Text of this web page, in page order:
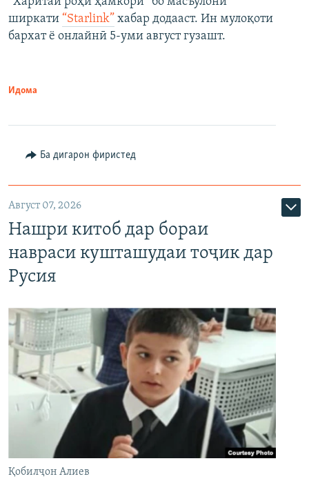
ширкати “Starlink” хабар додааст. Ин мулоқоти
бархат ё онлайнӣ 5-уми август гузашт.
Идома
Ба дигарон фиристед
Август 07, 2026
Нашри китоб дар бораи
навраси кушташудаи тоҷик дар
Русия
Қобилҷон Алиев